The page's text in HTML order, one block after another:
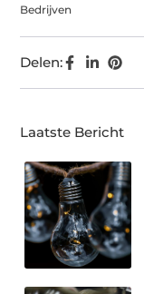
Bedrijven
Delen:
Laatste Bericht